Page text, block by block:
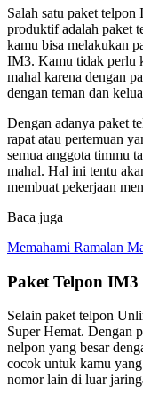
Salah satu paket
produktif adalah paket
kamu bisa melakukan
IM3. Kamu tidak perlu
mahal karena dengan
dengan teman dan
Dengan adanya paket
rapat atau pertemuan
semua anggota timmu
mahal. Hal ini tentu
membuat pekerjaan
Baca juga
Memahami Ramalan
Paket Telpon IM3
Selain paket telpon
Super Hemat. Dengan
nelpon yang besar
cocok untuk kamu
nomor lain di luar